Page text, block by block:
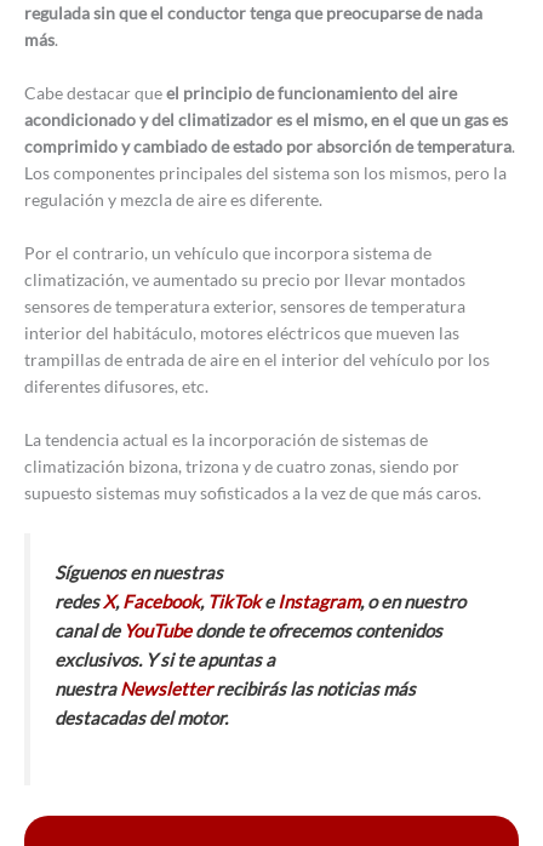
regulada sin que el conductor tenga que preocuparse de nada
más.
Cabe destacar queel principio de funcionamiento del aire
acondicionado y del climatizador es el mismo, en el que un gas es
comprimido y cambiado de estado por absorción de temperatura.
Los componentes principales del sistema son los mismos, pero la
regulación y mezcla de aire es diferente.
Por el contrario, un vehículo que incorpora sistema de
climatización, ve aumentado su precio por llevar montados
sensores de temperatura exterior, sensores de temperatura
interior del habitáculo, motores eléctricos que mueven las
trampillas de entrada de aire en el interior del vehículo por los
diferentes difusores, etc.
La tendencia actual es la incorporación de sistemas de
climatización bizona, trizona y de cuatro zonas, siendo por
supuesto sistemas muy sofisticados a la vez de que más caros.
Síguenos en nuestras
redesX,Facebook, TikTokeInstagram, o en nuestro
canal de YouTubedonde te ofrecemos contenidos
exclusivos. Y si te apuntas a
nuestraNewsletterrecibirás las noticias más
destacadas del motor.